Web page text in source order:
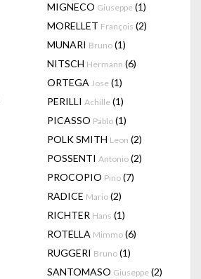
MIGNECO Giuseppe (1)
MORELLET François (2)
MUNARI Bruno (1)
NITSCH Hermann (6)
ORTEGA Jose (1)
PERILLI Achille (1)
PICASSO Pablo (1)
POLK SMITH Leon (2)
POSSENTI Antonio (2)
PROCOPIO Pino (7)
RADICE Mario (2)
RICHTER Hans (1)
ROTELLA Mimmo (6)
RUGGERI Bruno (1)
SANTOMASO Giuseppe (2)